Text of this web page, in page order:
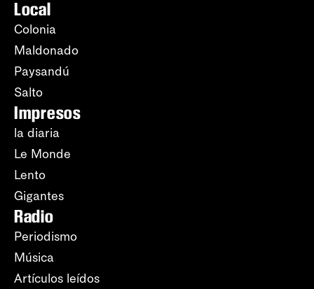
Local
Colonia
Maldonado
Paysandú
Salto
Impresos
la diaria
Le Monde
Lento
Gigantes
Radio
Periodismo
Música
Artículos leídos